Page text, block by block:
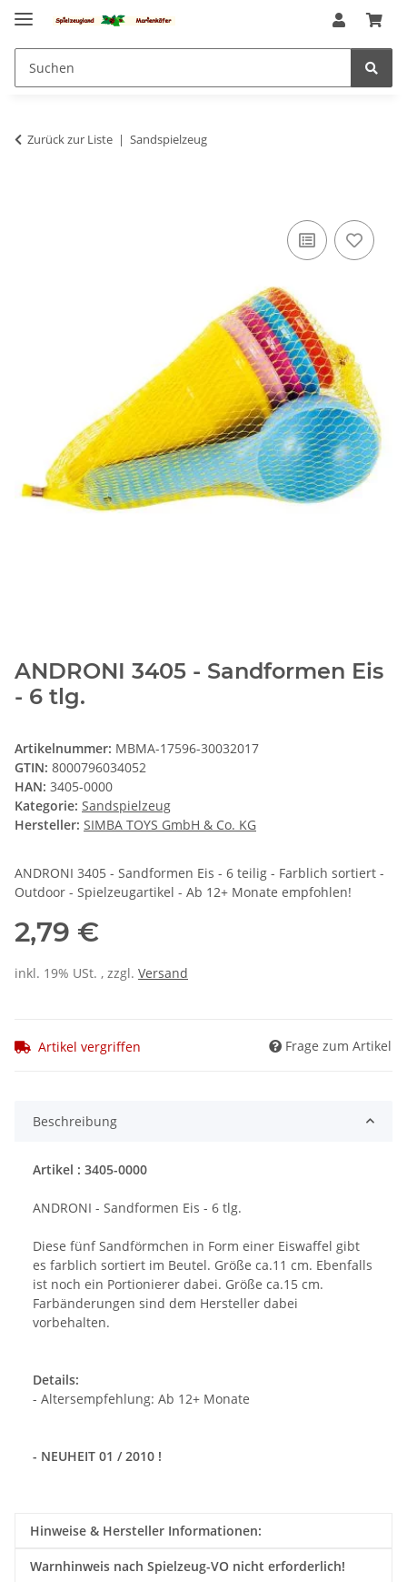
Zurück zur Liste Sandspielzeug
ANDRONI 3405 - Sandformen Eis
- 6 tlg.
Artikelnummer: MBMA-17596-30032017
GTIN: 8000796034052
HAN: 3405-0000
Kategorie: Sandspielzeug
Hersteller: SIMBA TOYS GmbH & Co. KG
ANDRONI 3405 - Sandformen Eis - 6 teilig - Farblich sortiert -
Outdoor - Spielzeugartikel - Ab 12+ Monate empfohlen!
2,79 €
inkl. 19% USt. , zzgl. Versand
Artikel vergriffen Frage zum Artikel
Beschreibung
Artikel : 3405-0000
ANDRONI - Sandformen Eis - 6 tlg.
Diese fünf Sandförmchen in Form einer Eiswaffel gibt
es farblich sortiert im Beutel. Größe ca.11 cm. Ebenfalls
ist noch ein Portionierer dabei. Größe ca.15 cm.
Farbänderungen sind dem Hersteller dabei
vorbehalten.
Details:
- Altersempfehlung: Ab 12+ Monate
- NEUHEIT 01 / 2010 !
Hinweise & Hersteller Informationen:
Warnhinweis nach Spielzeug-VO nicht erforderlich!